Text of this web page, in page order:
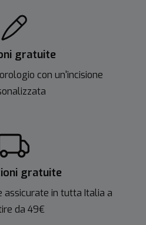
gratuite
con un'incisione
gratuite
assicurate in tutta Italia a
da 49€